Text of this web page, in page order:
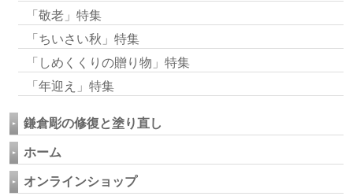
「敬老」特集
「ちいさい秋」特集
「しめくくりの贈り物」特集
「年迎え」特集
鎌倉彫の修復と塗り直し
ホーム
オンラインショップ